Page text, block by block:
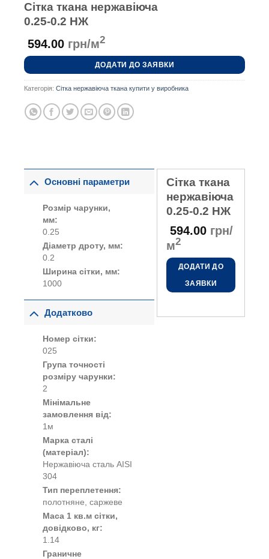
Сітка ткана нержавіюча
0.25-0.2 НЖ
594.00 грн/м2
ДОДАТИ ДО ЗАЯВКИ
Категорія: Сітка нержавіюча ткана купити у виробника
Сітка ткана
нержавіюча
0.25-0.2 НЖ
594.00грн/
м2
ДОДАТИ ДО
ЗАЯВКИ
Основні параметри
Розмір чарунки,
мм:
0.25
Діаметр дроту, мм:
0.2
Ширина сітки, мм:
1000
Додатково
Номер сітки:
025
Група точності
розміру чарунки:
2
Мінімальне
замовлення від:
1м
Марка сталі
(матеріал):
Нержавіюча сталь AISI
304
Тип переплетення:
полотняне, саржеве
Маса 1 кв.м сітки,
довідково, кг:
1.14
Граничне